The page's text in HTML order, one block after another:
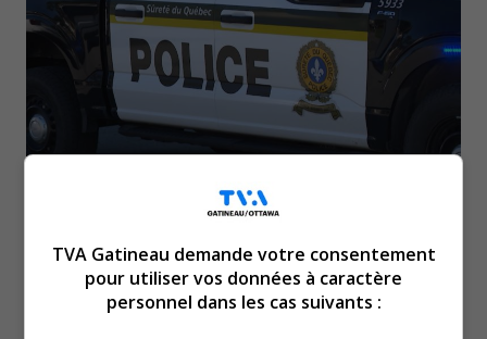
Vers 1 h le 27 juin, la Sûreté du Québec a
intercepté un homme de 24 ans d’Ottawa qui
roulait à 131 km/h dans une zone de 70 km/h. En
plus de recevoir un constat d’infraction de
TVA Gatineau demande votre consentement
pour utiliser vos données à caractère
personnel dans les cas suivants :